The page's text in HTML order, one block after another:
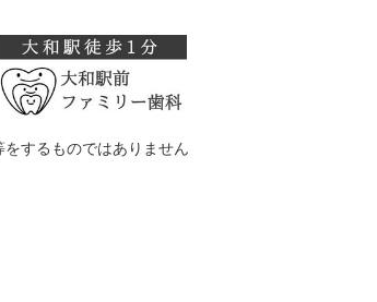
するものではありません